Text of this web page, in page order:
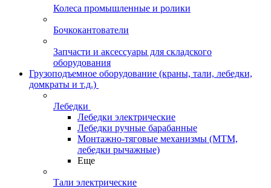
Колеса промышленные и ролики
Бочкокантователи
Запчасти и аксессуары для складского
оборудования
Грузоподъемное оборудование (краны, тали, лебедки,
домкраты и т.д.)
Лебедки
Лебедки электрические
Лебедки ручные барабанные
Монтажно-тяговые механизмы (МТМ,
лебедки рычажные)
Еще
Тали электрические